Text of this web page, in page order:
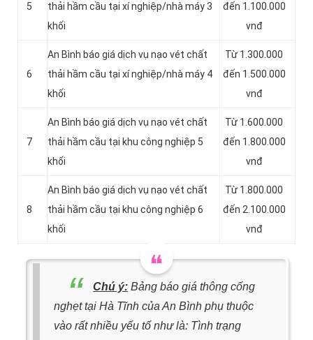
5
thải hầm cầu tại xí nghiệp/nhà máy 3
khối
đến 1.100.000
vnđ
6
An Bình báo giá dịch vụ nạo vét chất
thải hầm cầu tại xí nghiệp/nhà máy 4
khối
Từ 1.300.000
đến 1.500.000
vnđ
7
An Bình báo giá dịch vụ nạo vét chất
thải hầm cầu tại khu công nghiệp 5
khối
Từ 1.600.000
đến 1.800.000
vnđ
8
An Bình báo giá dịch vụ nạo vét chất
thải hầm cầu tại khu công nghiệp 6
khối
Từ 1.800.000
đến 2.100.000
vnđ
Chú ý: Bảng báo giá thông cống
nghẹt tại Hà Tĩnh của An Bình phụ thuộc
vào rất nhiều yếu tố như là: Tình trạng